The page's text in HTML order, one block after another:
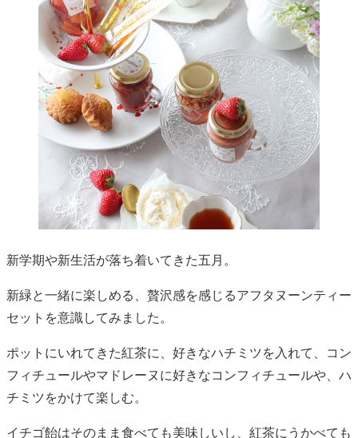
新学期や新生活が落ち着いてきた五月。
新緑と一緒に楽しめる、贅沢感を感じるアフタヌーンティー
セットを意識してみました。
ポットにいれてきた紅茶に、好きなハチミツを入れて、コン
フィチュールやマドレーヌに好きなコンフィチュールや、ハ
チミツをかけて楽しむ。
イチゴ飴はそのまま食べても美味しいし、紅茶にうかべても